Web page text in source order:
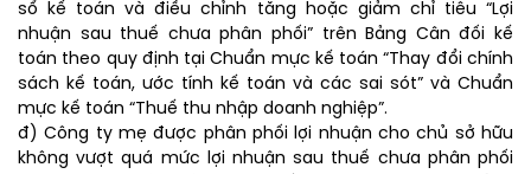
sổ kế toán và điều chỉnh tăng hoặc giảm chỉ tiêu “Lợi
nhuận sau thuế chưa phân phối” trên Bảng Cân đối kế
toán theo quy định tại Chuẩn mực kế toán “Thay đổi chính
sách kế toán, ước tính kế toán và các sai sót” và Chuẩn
mực kế toán “Thuế thu nhập doanh nghiệp”.
đ) Công ty mẹ được phân phối lợi nhuận cho chủ sở hữu
không vượt quá mức lợi nhuận sau thuế chưa phân phối